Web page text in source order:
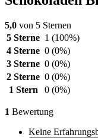
5,0 von 5 Sternen
5 Sterne 1 (100%)
4 Sterne 0 (0%)
3 Sterne 0 (0%)
2 Sterne 0 (0%)
1 Stern
0 (0%)
1 Bewertung
Keine